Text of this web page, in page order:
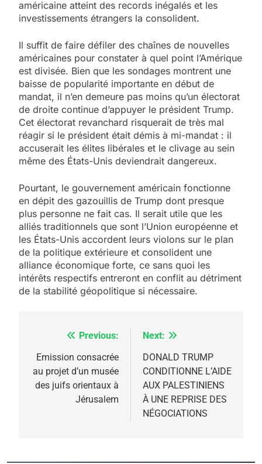
américaine atteint des records inégalés et les
investissements étrangers la consolident.
Il suffit de faire défiler des chaînes de nouvelles
américaines pour constater à quel point l’Amérique
est divisée. Bien que les sondages montrent une
baisse de popularité importante en début de
mandat, il n’en demeure pas moins qu’un électorat
de droite continue d’appuyer le président Trump.
Cet électorat revanchard risquerait de très mal
réagir si le président était démis à mi-mandat : il
accuserait les élites libérales et le clivage au sein
même des États-Unis deviendrait dangereux.
Pourtant, le gouvernement américain fonctionne
en dépit des gazouillis de Trump dont presque
plus personne ne fait cas. Il serait utile que les
alliés traditionnels que sont l’Union européenne et
les États-Unis accordent leurs violons sur le plan
de la politique extérieure et consolident une
alliance économique forte, ce sans quoi les
intérêts respectifs entreront en conflit au détriment
de la stabilité géopolitique si nécessaire.
Navigation
de
l’article
Previous:
Emission consacrée
au projet d’un musée
des juifs orientaux à
Jérusalem
Next:
DONALD TRUMP
CONDITIONNE L’AIDE
AUX PALESTINIENS
À UNE REPRISE DES
NÉGOCIATIONS
5
2025, l’année la plus
meurtrière selon le
rapport d’ADL contre
ISRAÉL